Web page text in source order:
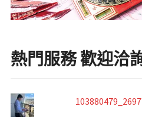
熱門服務 歡迎洽